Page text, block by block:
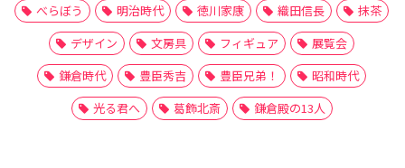
べらぼう
明治時代 徳川家康 織田信長
抹茶
デザイン
文房具 フィギュア
展覧会
鎌倉時代
豊臣秀吉 豊臣兄弟！
昭和時代
光る君へ
葛飾北斎 鎌倉殿の13人